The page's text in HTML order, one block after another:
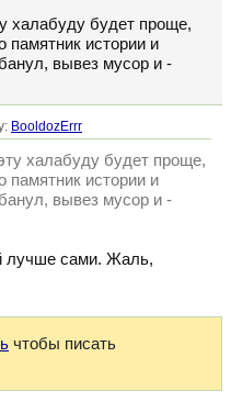
халабуду будет проще,
памятник истории и
вывез мусор и -
BooldozErrr
халабуду будет проще,
памятник истории и
вывез мусор и -
лучше сами. Жаль,
чтобы писать